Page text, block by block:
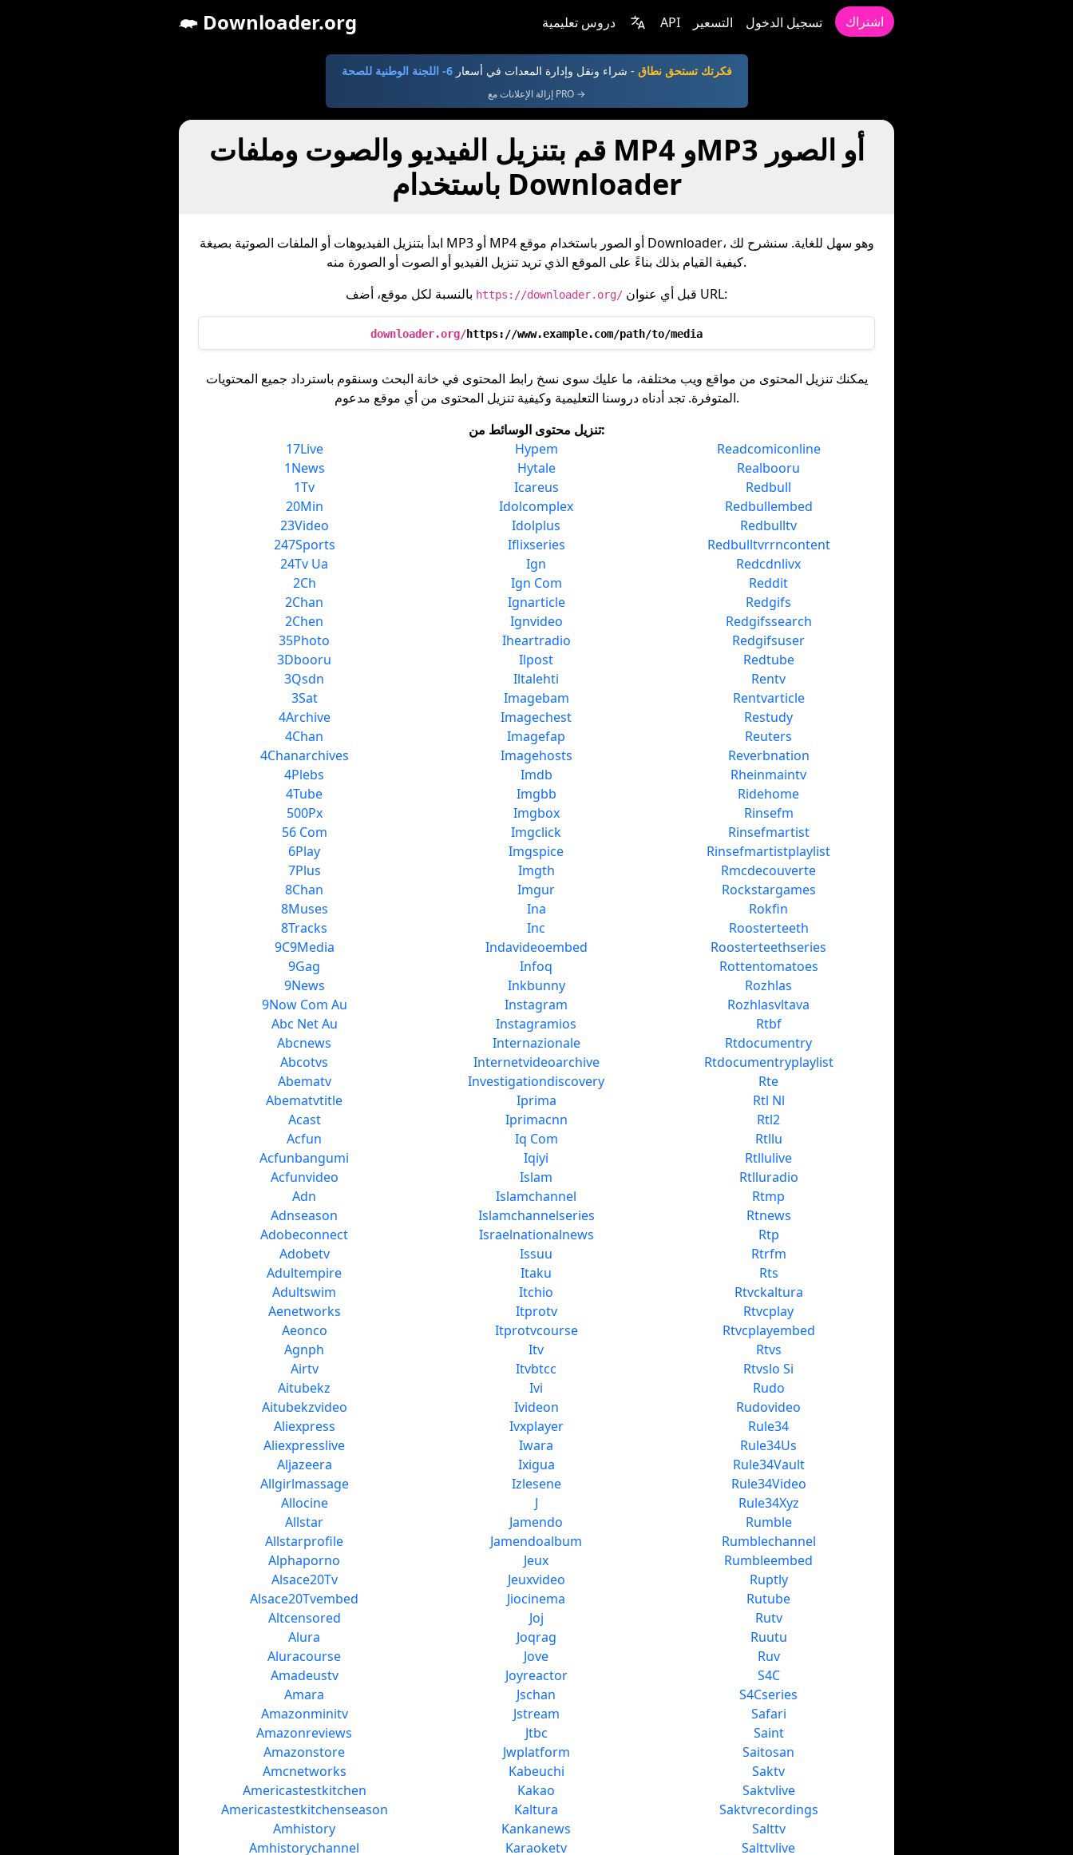
Downloader.org دروس تعليمية API التسعير تسجيل الدخول اشتراك
فكرتك تستحق نطاق - شراء ونقل وإدارة المعدات في أسعار6- اللجنة الوطنية للصحة
إزالة الإعلانات مع PRO →
قم بتنزيل الفيديو والصوت وملفات MP4 وMP3 أو الصور
باستخدام Downloader
ابدأ بتنزيل الفيديوهات أو الملفات الصوتية بصيغة MP3 أو MP4 أو الصور باستخدام موقع Downloader، وهو سهل للغاية. سنشرح لك
كيفية القيام بذلك بناءً على الموقع الذي تريد تنزيل الفيديو أو الصوت أو الصورة منه.
https://downloader.org/ قبل أي عنوان URL:
downloader.org/https://www.example.com/path/to/media
يمكنك تنزيل المحتوى من مواقع ويب مختلفة، ما عليك سوى نسخ رابط المحتوى في خانة البحث وسنقوم باسترداد جميع المحتويات
المتوفرة. تجد أدناه دروسنا التعليمية وكيفية تنزيل المحتوى من أي موقع مدعوم.
تنزيل محتوى الوسائط من:
17Live
1News
1Tv
20Min
23Video
247Sports
24Tv Ua
2Ch
2Chan
2Chen
35Photo
3Dbooru
3Qsdn
3Sat
4Archive
4Chan
4Chanarchives
4Plebs
4Tube
500Px
56 Com
6Play
7Plus
8Chan
8Muses
8Tracks
9C9Media
9Gag
9News
9Now Com Au
Abc Net Au
Abcnews
Abcotvs
Abematv
Abematvtitle
Acast
Acfun
Acfunbangumi
Acfunvideo
Adn
Adnseason
Adobeconnect
Adobetv
Adultempire
Adultswim
Aenetworks
Aeonco
Agnph
Airtv
Aitubekz
Aitubekzvideo
Aliexpress
Aliexpresslive
Aljazeera
Allgirlmassage
Allocine
Allstar
Allstarprofile
Alphaporno
Alsace20Tv
Alsace20Tvembed
Altcensored
Alura
Aluracourse
Amadeustv
Amara
Amazonminitv
Amazonreviews
Amazonstore
Amcnetworks
Americastestkitchen
Americastestkitchenseason
Amhistory
Amhistorychannel
Hypem
Hytale
Icareus
Idolcomplex
Idolplus
Iflixseries
Ign
Ign Com
Ignarticle
Ignvideo
Iheartradio
Ilpost
Iltalehti
Imagebam
Imagechest
Imagefap
Imagehosts
Imdb
Imgbb
Imgbox
Imgclick
Imgspice
Imgth
Imgur
Ina
Inc
Indavideoembed
Infoq
Inkbunny
Instagram
Instagramios
Internazionale
Internetvideoarchive
Investigationdiscovery
Iprima
Iprimacnn
Iq Com
Iqiyi
Islam
Islamchannel
Islamchannelseries
Israelnationalnews
Issuu
Itaku
Itchio
Itprotv
Itprotvcourse
Itv
Itvbtcc
Ivi
Ivideon
Ivxplayer
Iwara
Ixigua
Izlesene
J
Jamendo
Jamendoalbum
Jeux
Jeuxvideo
Jiocinema
Joj
Joqrag
Jove
Joyreactor
Jschan
Jstream
Jtbc
Jwplatform
Kabeuchi
Kakao
Kaltura
Kankanews
Karaoketv
Readcomiconline
Realbooru
Redbull
Redbullembed
Redbulltv
Redbulltvrrncontent
Redcdnlivx
Reddit
Redgifs
Redgifssearch
Redgifsuser
Redtube
Rentv
Rentvarticle
Restudy
Reuters
Reverbnation
Rheinmaintv
Ridehome
Rinsefm
Rinsefmartist
Rinsefmartistplaylist
Rmcdecouverte
Rockstargames
Rokfin
Roosterteeth
Roosterteethseries
Rottentomatoes
Rozhlas
Rozhlasvltava
Rtbf
Rtdocumentry
Rtdocumentryplaylist
Rte
Rtl Nl
Rtl2
Rtllu
Rtllulive
Rtlluradio
Rtmp
Rtnews
Rtp
Rtrfm
Rts
Rtvckaltura
Rtvcplay
Rtvcplayembed
Rtvs
Rtvslo Si
Rudo
Rudovideo
Rule34
Rule34Us
Rule34Vault
Rule34Video
Rule34Xyz
Rumble
Rumblechannel
Rumbleembed
Ruptly
Rutube
Rutv
Ruutu
Ruv
S4C
S4Cseries
Safari
Saint
Saitosan
Saktv
Saktvlive
Saktvrecordings
Salttv
Salttvlive